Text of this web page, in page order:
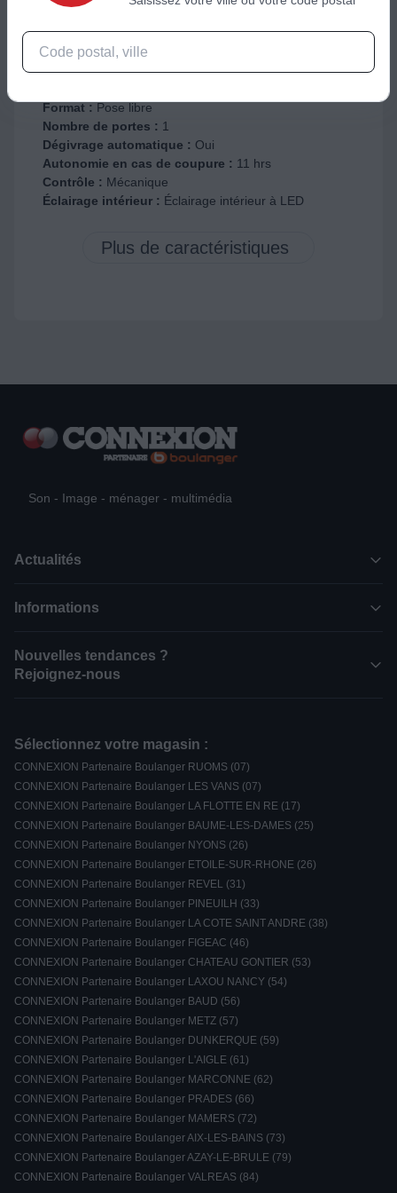
Classe climatique :ST
Niveau de pression acoustique (SPL) :
Niveau de bruit :37 dB (A)
Format : Pose libre
Nombre de portes : 1
Dégivrage automatique : Oui
Autonomie en cas de coupure : 11 hrs
Contrôle : Mécanique
Éclairage intérieur : Éclairage intérieur à LED
Son - Image - ménager - multimédia
Actualités
Informations
Nouvelles tendances ?
Rejoignez-nous
Sélectionnez votre magasin :
CONNEXION Partenaire Boulanger RUOMS (07)
CONNEXION Partenaire Boulanger LES VANS (07)
CONNEXION Partenaire Boulanger LA FLOTTE EN RE (17)
CONNEXION Partenaire Boulanger BAUME-LES-DAMES (25)
CONNEXION Partenaire Boulanger NYONS (26)
CONNEXION Partenaire Boulanger ETOILE-SUR-RHONE (26)
CONNEXION Partenaire Boulanger REVEL (31)
CONNEXION Partenaire Boulanger PINEUILH (33)
CONNEXION Partenaire Boulanger LA COTE SAINT ANDRE (38)
CONNEXION Partenaire Boulanger FIGEAC (46)
CONNEXION Partenaire Boulanger CHATEAU GONTIER (53)
CONNEXION Partenaire Boulanger LAXOU NANCY (54)
CONNEXION Partenaire Boulanger BAUD (56)
CONNEXION Partenaire Boulanger METZ (57)
CONNEXION Partenaire Boulanger DUNKERQUE (59)
CONNEXION Partenaire Boulanger L'AIGLE (61)
CONNEXION Partenaire Boulanger MARCONNE (62)
CONNEXION Partenaire Boulanger PRADES (66)
CONNEXION Partenaire Boulanger MAMERS (72)
CONNEXION Partenaire Boulanger AIX-LES-BAINS (73)
CONNEXION Partenaire Boulanger AZAY-LE-BRULE (79)
CONNEXION Partenaire Boulanger VALREAS (84)